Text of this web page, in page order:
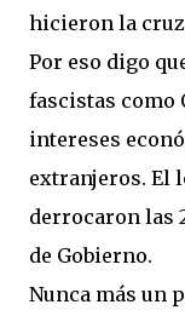
hicieron la
Por eso digo
fascistas como
intereses
extranjeros. El
derrocaron las
de Gobierno.
Nunca más un